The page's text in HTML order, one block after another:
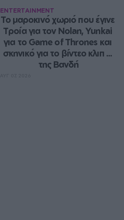
ENTERTAINMENT
Το μαροκινό χωριό που έγινε
Τροία για τον Nolan, Yunkai
για το Game of Thrones και
σκηνικό για το βίντεο κλιπ ...
της Βανδή